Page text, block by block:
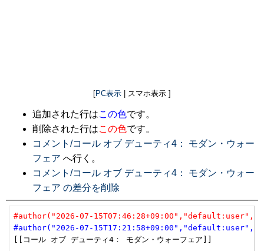
[PC表示 | スマホ表示 ]
追加された行はこの色です。
削除された行はこの色です。
コメント/コール オブ デューティ4： モダン・ウォー
フェア へ行く。
コメント/コール オブ デューティ4： モダン・ウォー
フェア の差分を削除
#author("2026-07-
#author("2026-07-
[[コール オブ デューティ4： モダン・ウォーフェア]]